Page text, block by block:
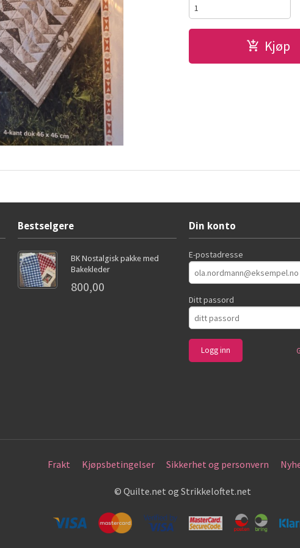
Kjøp
Bestselgere
BK Nostalgisk pakke med
Bakekleder
800,00
Din konto
E-postadresse
Ditt passord
Frakt Kjøpsbetingelser Sikkerhet og personvern
© Quilte.net og Strikkeloftet.net